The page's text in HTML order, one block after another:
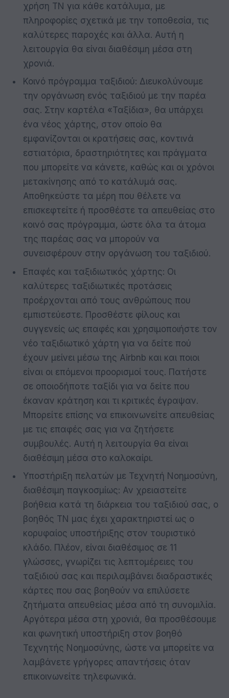
χρήση ΤΝ για κάθε κατάλυμα, με
πληροφορίες σχετικά με την τοποθεσία, τις
καλύτερες παροχές και άλλα. Αυτή η
λειτουργία θα είναι διαθέσιμη μέσα στη
χρονιά.
Κοινό πρόγραμμα ταξιδιού: Διευκολύνουμε
την οργάνωση ενός ταξιδιού με την παρέα
σας. Στην καρτέλα «Ταξίδια», θα υπάρχει
ένα νέος χάρτης, στον οποίο θα
εμφανίζονται οι κρατήσεις σας, κοντινά
εστιατόρια, δραστηριότητες και πράγματα
που μπορείτε να κάνετε, καθώς και οι χρόνοι
μετακίνησης από το κατάλυμά σας.
Αποθηκεύστε τα μέρη που θέλετε να
επισκεφτείτε ή προσθέστε τα απευθείας στο
κοινό σας πρόγραμμα, ώστε όλα τα άτομα
της παρέας σας να μπορούν να
συνεισφέρουν στην οργάνωση του ταξιδιού.
Επαφές και ταξιδιωτικός χάρτης: Οι
καλύτερες ταξιδιωτικές προτάσεις
προέρχονται από τους ανθρώπους που
εμπιστεύεστε. Προσθέστε φίλους και
συγγενείς ως επαφές και χρησιμοποιήστε τον
νέο ταξιδιωτικό χάρτη για να δείτε πού
έχουν μείνει μέσω της Airbnb και και ποιοι
είναι οι επόμενοι προορισμοί τους. Πατήστε
σε οποιοδήποτε ταξίδι για να δείτε που
έκαναν κράτηση και τι κριτικές έγραψαν.
Μπορείτε επίσης να επικοινωνείτε απευθείας
με τις επαφές σας για να ζητήσετε
συμβουλές. Αυτή η λειτουργία θα είναι
διαθέσιμη μέσα στο καλοκαίρι.
Υποστήριξη πελατών με Τεχνητή Νοημοσύνη,
διαθέσιμη παγκοσμίως: Αν χρειαστείτε
βοήθεια κατά τη διάρκεια του ταξιδιού σας, ο
βοηθός ΤΝ μας έχει χαρακτηριστεί ως ο
κορυφαίος υποστήριξης στον τουριστικό
κλάδο. Πλέον, είναι διαθέσιμος σε 11
γλώσσες, γνωρίζει τις λεπτομέρειες του
ταξιδιού σας και περιλαμβάνει διαδραστικές
κάρτες που σας βοηθούν να επιλύσετε
ζητήματα απευθείας μέσα από τη συνομιλία.
Αργότερα μέσα στη χρονιά, θα προσθέσουμε
και φωνητική υποστήριξη στον βοηθό
Τεχνητής Νοημοσύνης, ώστε να μπορείτε να
λαμβάνετε γρήγορες απαντήσεις όταν
επικοινωνείτε τηλεφωνικά.